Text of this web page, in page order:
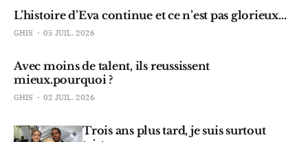
L’histoire d’Eva continue et ce n’est pas glorieux…
GHIS 05 JUIL. 2026
Avec moins de talent, ils reussissent
mieux.pourquoi ?
GHIS 02 JUIL. 2026
Trois ans plus tard, je suis surtout